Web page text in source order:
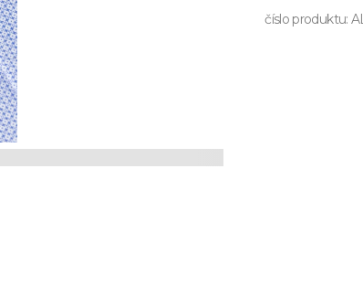
číslo produktu: